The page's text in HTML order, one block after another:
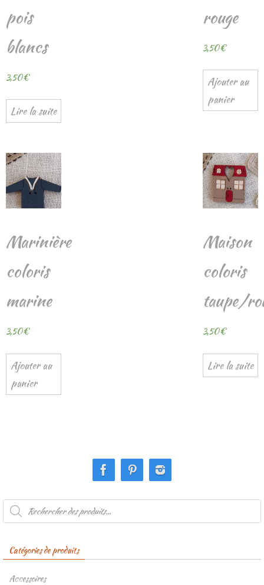
pois
blancs
3,50€
Lire la suite
rouge
3,50€
Ajouter au
panier
Marinière
coloris
marine
3,50€
Ajouter au
panier
Maison
coloris
taupe/
3,50€
Lire la suite
Recherche
produits
Catégories de produits
Accessoires